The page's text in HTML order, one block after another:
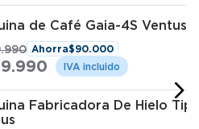
de Café Gaia-4S Ventus
.990 Ahorra$90.000
.990
Fabricadora De Hielo